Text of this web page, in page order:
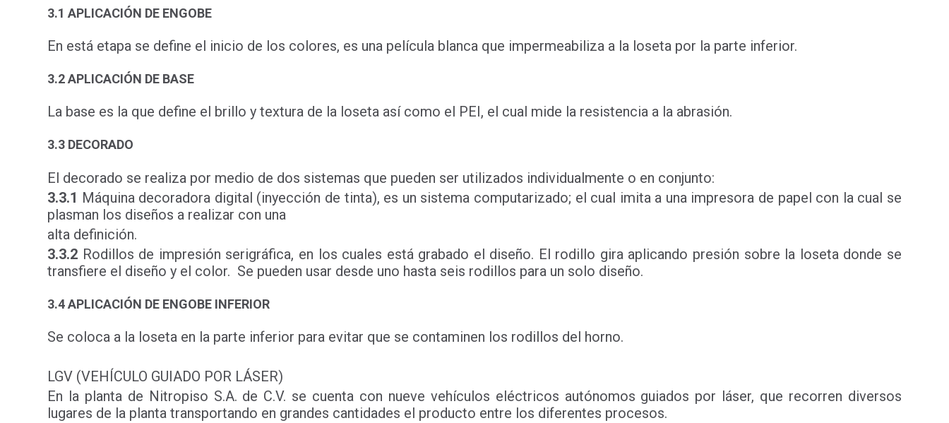
3.1 APLICACIÓN DE ENGOBE
En está etapa se define el inicio de los colores, es una película blanca que impermeabiliza a la loseta por la parte inferior.
3.2 APLICACIÓN DE BASE
La base es la que define el brillo y textura de la loseta así como el PEI, el cual mide la resistencia a la abrasión.
3.3 DECORADO
El decorado se realiza por medio de dos sistemas que pueden ser utilizados individualmente o en conjunto:
3.3.1 Máquina decoradora digital (inyección de tinta), es un sistema computarizado; el cual imita a una impresora de papel con la cual se
plasman los diseños a realizar con una
alta definición.
3.3.2 Rodillos de impresión serigráfica, en los cuales está grabado el diseño. El rodillo gira aplicando presión sobre la loseta donde se
transfiere el diseño y el color. Se pueden usar desde uno hasta seis rodillos para un solo diseño.
3.4 APLICACIÓN DE ENGOBE INFERIOR
Se coloca a la loseta en la parte inferior para evitar que se contaminen los rodillos del horno.
LGV (VEHÍCULO GUIADO POR LÁSER)
En la planta de Nitropiso S.A. de C.V. se cuenta con nueve vehículos eléctricos autónomos guiados por láser, que recorren diversos
lugares de la planta transportando en grandes cantidades el producto entre los diferentes procesos.